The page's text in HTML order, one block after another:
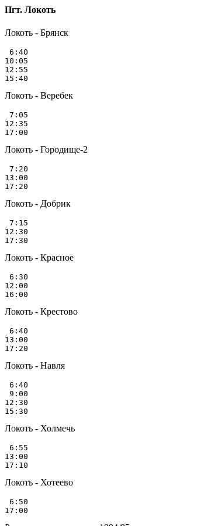
Пгт. Локоть
Локоть - Брянск
6:40
10:05
12:55
Локоть - Веребек
7:05
12:35
Локоть - Городище-2
7:20
13:00
Локоть - Добрик
7:15
12:30
Локоть - Красное
6:30
12:00
Локоть - Крестово
6:40
13:00
Локоть - Навля
6:40
9:00
12:30
Локоть - Холмечь
6:55
13:00
Локоть - Хотеево
6:50